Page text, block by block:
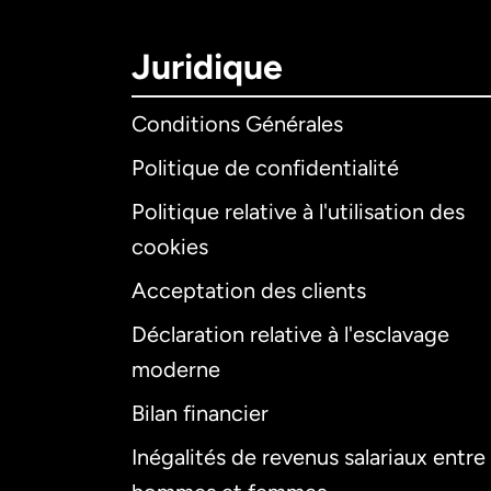
Juridique
Conditions Générales
Politique de confidentialité
Politique relative à l'utilisation des
cookies
Acceptation des clients
Déclaration relative à l'esclavage
moderne
Bilan financier
Inégalités de revenus salariaux entre